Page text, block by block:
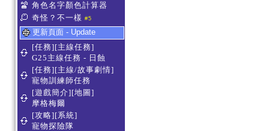
角色名字顏色計算器
奇怪？不一樣 #5
更新頁面 - Update
[任務][主線任務]
G25主線任務 - 日蝕
[任務][主線/故事劇情]
寵物訓練師任務
[遊戲簡介][地圖]
摩格梅爾
[攻略][系統]
寵物探險隊